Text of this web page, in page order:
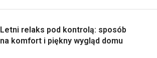
Letni relaks pod kontrolą: sposób
na komfort i piękny wygląd domu